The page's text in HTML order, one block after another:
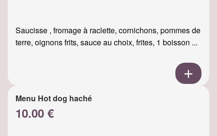
Saucisse , fromage à raclette, cornichons, pommes de
terre, oignons frits, sauce au choix, frites, 1 boisson ...
Menu Hot dog haché
10.00 €